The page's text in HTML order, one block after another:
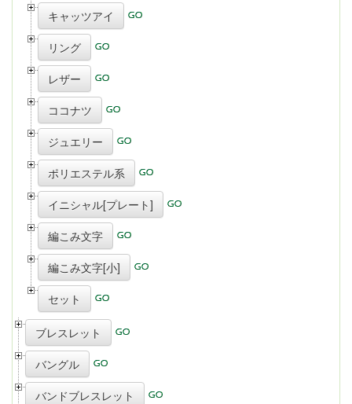
キャッツアイ
リング
レザー
ココナツ
ジュエリー
ポリエステル系
イニシャル[プレート]
編こみ文字
編こみ文字[小]
セット
ブレスレット
バングル
バンドブレスレット